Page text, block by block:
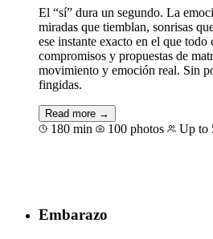
El “sí” dura un segundo. La
miradas que tiemblan, sonrisas
ese instante exacto en el que todo
compromisos y propuestas de
movimiento y emoción real. Sin
fingidas.
Read more →
180 min 100 photos Up to
Embarazo